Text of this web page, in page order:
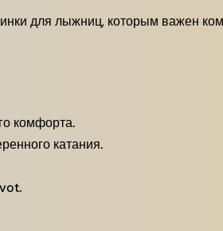
для лыжниц, которым важен
комфорта.
катания.